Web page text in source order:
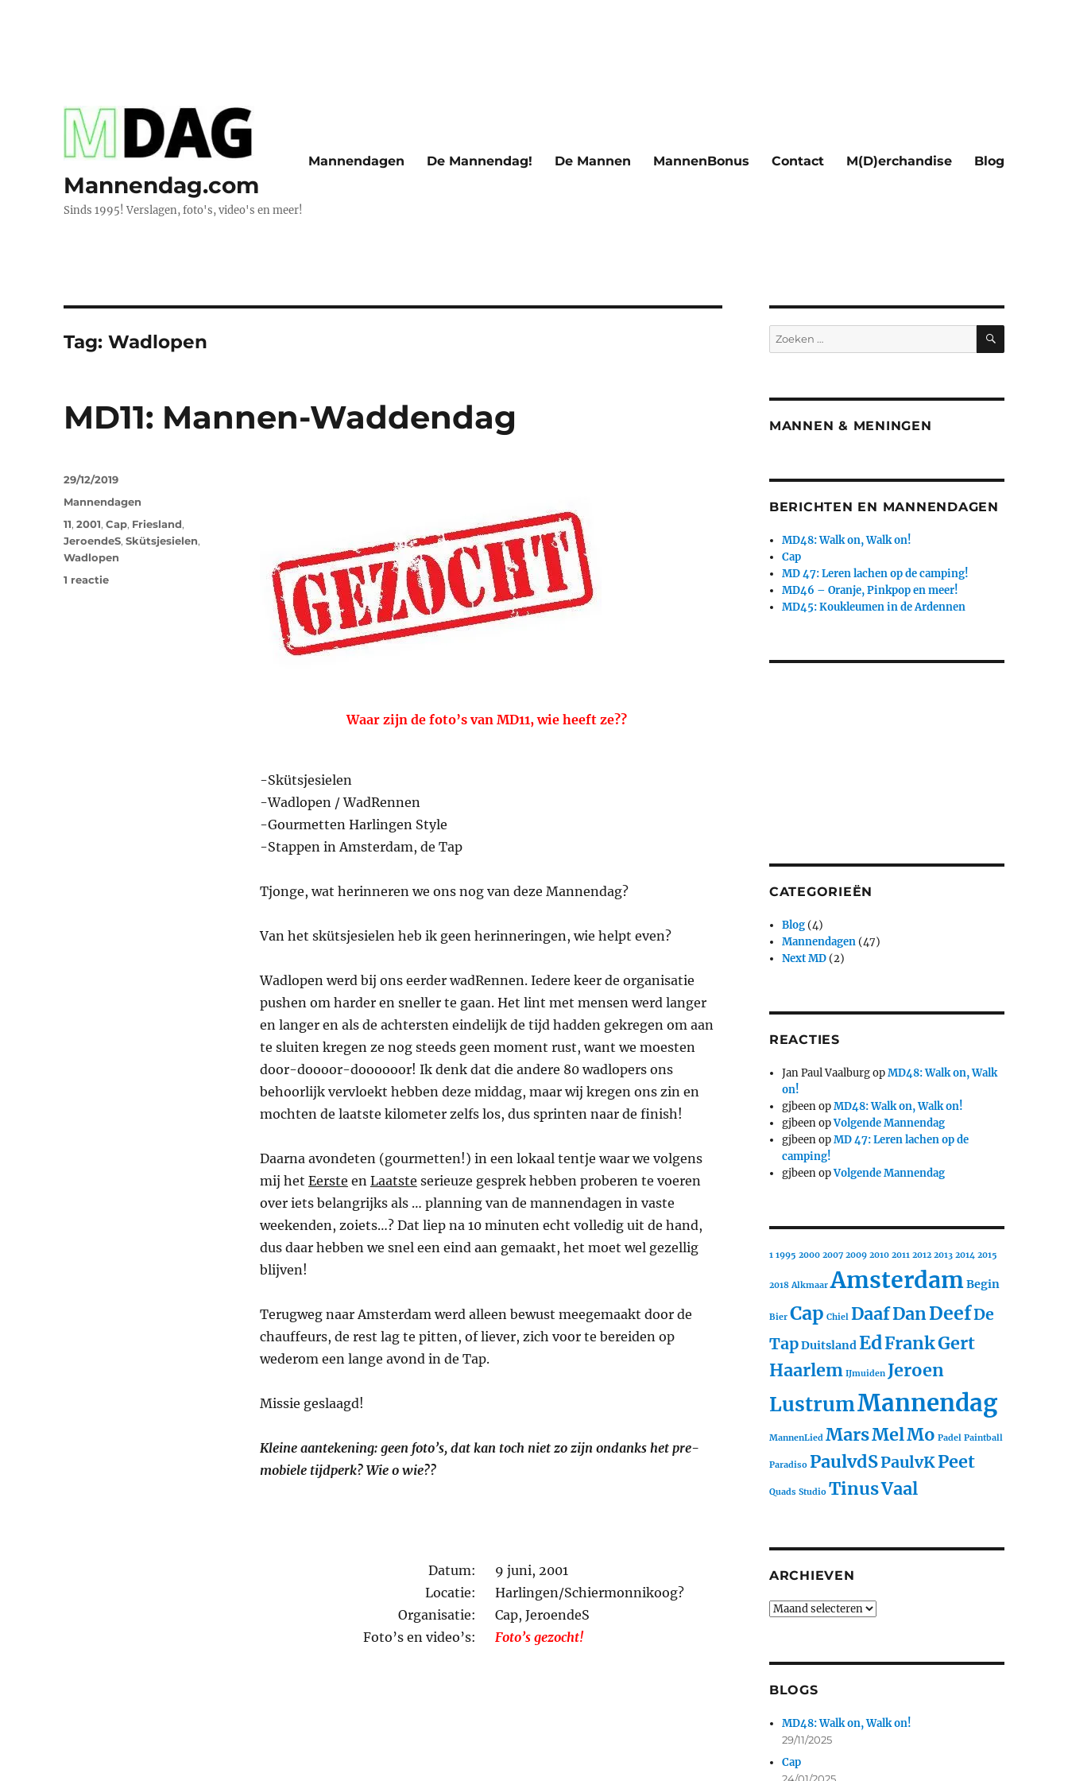
Mannendag.com
Sinds 1995! Verslagen, foto's, video's en meer!
Mannendagen De Mannendag! De Mannen MannenBonus Contact M(D)erchandise Blog
Tag:Wadlopen
MD11: Mannen-Waddendag
Waar zijn de foto’s van MD11, wie heeft ze??
-Skütsjesielen
-Wadlopen / WadRennen
-Gourmetten Harlingen Style
-Stappen in Amsterdam, de Tap
Tjonge, wat herinneren we ons nog van deze Mannendag?
Van het skütsjesielen heb ik geen herinneringen, wie helpt even?
Wadlopen werd bij ons eerder wadRennen. Iedere keer de organisatie
pushen om harder en sneller te gaan. Het lint met mensen werd langer
en langer en als de achtersten eindelijk de tijd hadden gekregen om aan
te sluiten kregen ze nog steeds geen moment rust, want we moesten
door-doooor-doooooor! Ik denk dat die andere 80 wadlopers ons
behoorlijk vervloekt hebben deze middag, maar wij kregen ons zin en
mochten de laatste kilometer zelfs los, dus sprinten naar de finish!
Daarna avondeten (gourmetten!) in een lokaal tentje waar we volgens
mij het Eerste en Laatste serieuze gesprek hebben proberen te voeren
over iets belangrijks als … planning van de mannendagen in vaste
weekenden, zoiets…? Dat liep na 10 minuten echt volledig uit de hand,
dus daar hebben we snel een eind aan gemaakt, het moet wel gezellig
blijven!
Terugweg naar Amsterdam werd alleen bewust meegemaakt door de
chauffeurs, de rest lag te pitten, of liever, zich voor te bereiden op
wederom een lange avond in de Tap.
Missie geslaagd!
Kleine aantekening: geen foto’s, dat kan toch niet zo zijn ondanks het pre-
mobiele tijdperk? Wie o wie??
Datum:
Locatie:
Organisatie:
Foto’s en video’s:
9 juni, 2001
Harlingen/Schiermonnikoog?
Cap, JeroendeS
Foto’s gezocht!
29/12/2019
Mannendagen
11,2001,Cap, Friesland,
JeroendeS,Skütsjesielen,
Wadlopen
1 reactie
MANNEN & MENINGEN
BERICHTEN EN MANNENDAGEN
MD48: Walk on, Walk on!
Cap
MD 47: Leren lachen op de camping!
MD46 – Oranje, Pinkpop en meer!
MD45: Koukleumen in de Ardennen
CATEGORIEËN
Blog (4)
Mannendagen (47)
Next MD (2)
REACTIES
Jan Paul VaalburgopMD48: Walk on, Walk
on!
gjbeenopMD48: Walk on, Walk on!
gjbeenopVolgende Mannendag
gjbeenopMD 47: Leren lachen op de
camping!
gjbeenopVolgende Mannendag
1 1995 2000 2007 2009 2010 2011 2012 2013 2014 2015
2018 Alkmaar AmsterdamBegin
Bier Cap Chiel DaafDanDeefDe
TapDuitslandEdFrankGert
Haarlem IJmuiden Jeroen
LustrumMannendag
MannenLied MarsMelMo Padel Paintball
Paradiso PaulvdSPaulvKPeet
Quads Studio TinusVaal
ARCHIEVEN
BLOGS
MD48: Walk on, Walk on!
29/11/2025
Cap
24/01/2025